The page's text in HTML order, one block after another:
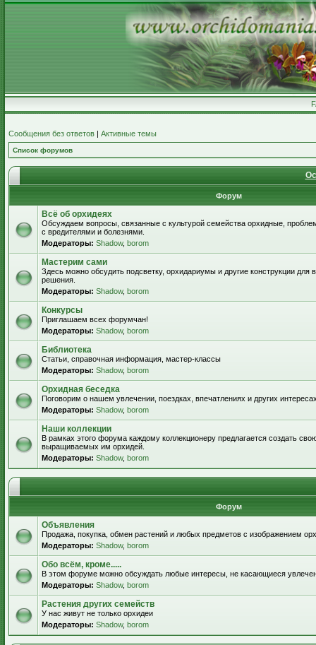
Сообщения без ответов | Активные темы
Список форумов
Форум
Всё об орхидеях
Обсуждаем вопросы, связанные с культурой семейства орхидные,
с вредителями и болезнями.
Модераторы: Shadow, borom
Мастерим сами
Здесь можно обсудить подсветку, орхидариумы и другие конструкции
решения.
Модераторы: Shadow, borom
Конкурсы
Приглашаем всех форумчан!
Модераторы: Shadow, borom
Библиотека
Статьи, справочная информация, мастер-классы
Модераторы: Shadow, borom
Орхидная беседка
Поговорим о нашем увлечении, поездках, впечатлениях и других
Модераторы: Shadow, borom
Наши коллекции
В рамках этого форума каждому коллекционеру предлагается создать
выращиваемых им орхидей.
Модераторы: Shadow, borom
Форум
Объявления
Продажа, покупка, обмен растений и любых предметов с изображением
Модераторы: Shadow, borom
Обо всём, кроме.....
В этом форуме можно обсуждать любые интересы, не касающиеся
Модераторы: Shadow, borom
Растения других семейств
У нас живут не только орхидеи
Модераторы: Shadow, borom